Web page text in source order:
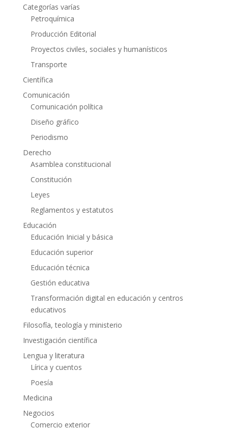
Categorías varías
Petroquímica
Producción Editorial
Proyectos civiles, sociales y humanísticos
Transporte
Científica
Comunicación
Comunicación política
Diseño gráfico
Periodismo
Derecho
Asamblea constitucional
Constitución
Leyes
Reglamentos y estatutos
Educación
Educación Inicial y básica
Educación superior
Educación técnica
Gestión educativa
Transformación digital en educación y centros
educativos
Filosofía, teología y ministerio
Investigación científica
Lengua y literatura
Lírica y cuentos
Poesía
Medicina
Negocios
Comercio exterior